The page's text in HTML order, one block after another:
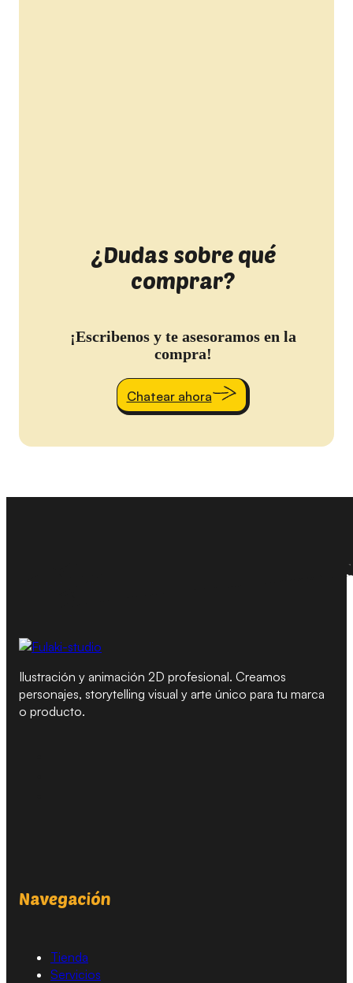
¿Dudas sobre qué
comprar?
¡Escribenos y te asesoramos en la
compra!
Chatear ahora
Ilustración y animación 2D profesional. Creamos
personajes, storytelling visual y arte único para tu marca
o producto.
Navegación
Tienda
Servicios